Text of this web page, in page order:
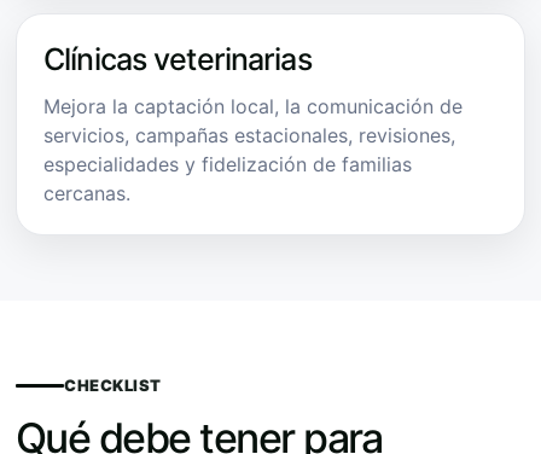
Clínicas veterinarias
Mejora la captación local, la comunicación de
servicios, campañas estacionales, revisiones,
especialidades y fidelización de familias
cercanas.
CHECKLIST
Qué debe tener para